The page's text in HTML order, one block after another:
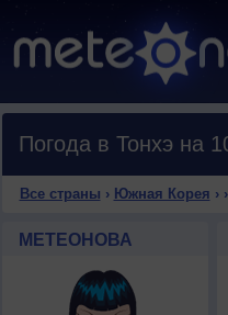
Погода в Тонхэ на
Все страны › Южная Корея › ›
МЕТЕОНОВА